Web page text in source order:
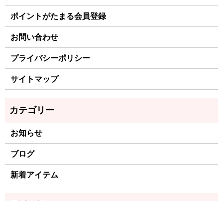
ポイントがたまる会員登録
お問い合わせ
プライバシーポリシー
サイトマップ
お知らせ
ブログ
新着アイテム